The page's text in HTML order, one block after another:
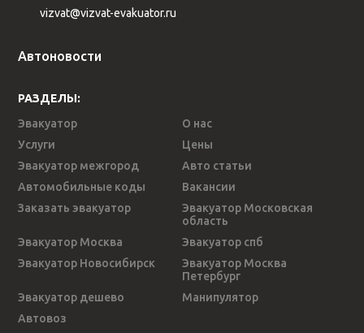
vizvat@vizvat-evakuator.ru
Автоновости
РАЗДЕЛЫ:
Эвакуатор
О нас
Услуги
Цены
Эвакуатор межгород
Авто статьи
Автомобильные коды
Вакансии
Заказать эвакуатор
Эвакуатор Московская
область
Эвакуатор Москва
Эвакуатор спб
Эвакуатор Новосибирск
Эвакуатор Москва
Петербург
Эвакуатор дешево
Манипулятор
Автовоз